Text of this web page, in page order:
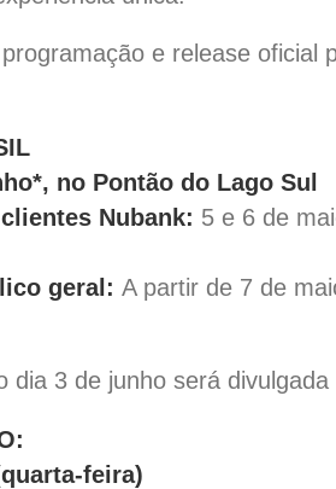
e release oficial
no Pontão do Lago Sul
Nubank: 5 e 6 de
geral: A partir de 7 de
dia 3 de junho será
feira)